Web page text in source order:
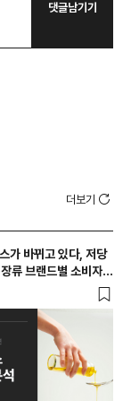
댓글남기기
더보기
가 바뀌고 있다, 저당
장류 브랜드별 소비자